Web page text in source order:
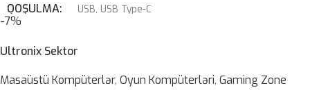
QOŞULMA USB, USB Type-C
KABEL NÖVÜ
-7%
Ultronix Sektor
Masaüstü Kompüterlər, Oyun Kompüterləri, Gaming Zone